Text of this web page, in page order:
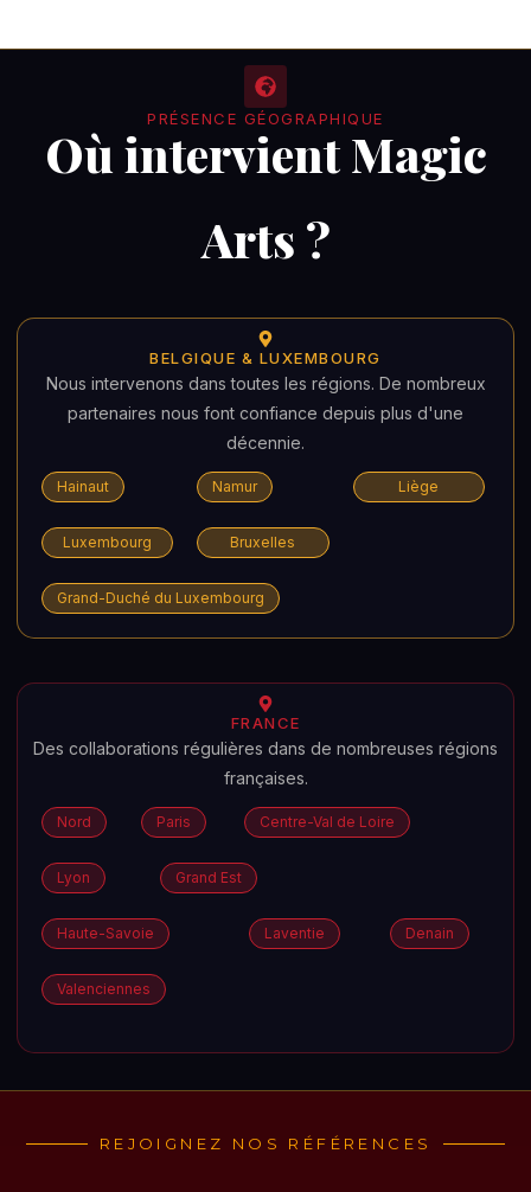
PRÉSENCE GÉOGRAPHIQUE
Où intervient Magic
Arts ?
BELGIQUE & LUXEMBOURG
Nous intervenons dans toutes les régions. De nombreux
partenaires nous font confiance depuis plus d'une
décennie.
Hainaut Namur Liège
Luxembourg Bruxelles
Grand-Duché du Luxembourg
FRANCE
Des collaborations régulières dans de nombreuses régions
françaises.
Nord Paris Centre-Val de Loire
Lyon Grand Est
Haute-Savoie Laventie Denain
Valenciennes
REJOIGNEZ NOS RÉFÉRENCES